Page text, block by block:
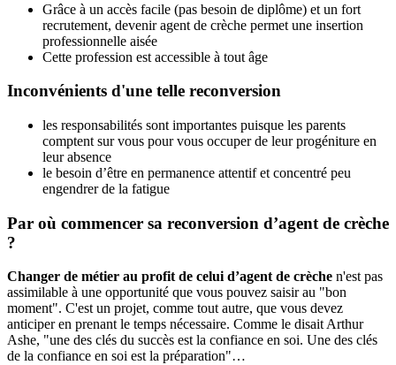
Grâce à un accès facile (pas besoin de diplôme) et un fort
recrutement, devenir agent de crèche permet une insertion
professionnelle aisée
Cette profession est accessible à tout âge
Inconvénients d'une telle reconversion
les responsabilités sont importantes puisque les parents
comptent sur vous pour vous occuper de leur progéniture en
leur absence
le besoin d’être en permanence attentif et concentré peu
engendrer de la fatigue
Par où commencer sa reconversion d’agent de crèche
?
Changer de métier au profit de celui d’agent de crèche n'est pas
assimilable à une opportunité que vous pouvez saisir au "bon
moment". C'est un projet, comme tout autre, que vous devez
anticiper en prenant le temps nécessaire. Comme le disait Arthur
Ashe, "une des clés du succès est la confiance en soi. Une des clés
de la confiance en soi est la préparation"…